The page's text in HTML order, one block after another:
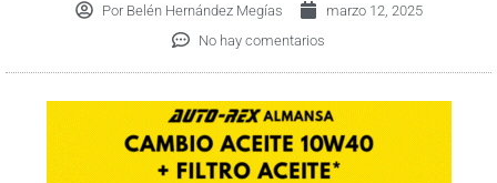
PorBelén Hernández Megías
marzo 12, 2025
No hay comentarios